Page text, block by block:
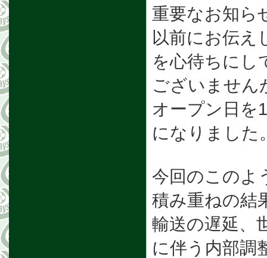
重要なお知ら
以前にお伝え
を心待ちにし
ございません
オープン日を
になりました
今回のこのよ
積み重ねの結
輸送の遅延、
に伴う内部調